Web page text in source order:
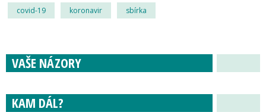
covid-19 koronavir sbírka
VAŠE NÁZORY
KAM DÁL?